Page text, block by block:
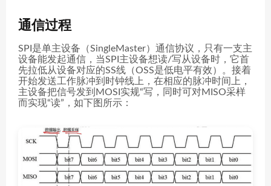
通信过程
SPI是单主设备（SingleMaster）通信协议，只有一支主
设备能发起通信，当SPI主设备想读/写从设备时，它首
先拉低从设备对应的SS线（OSS是低电平有效）。接着
开始发送工作脉冲到时钟线上，在相应的脉冲时间上，
主设备把信号发到MOSI实规“写，同时可对MISO采样
而实现“读”，如下图所示：